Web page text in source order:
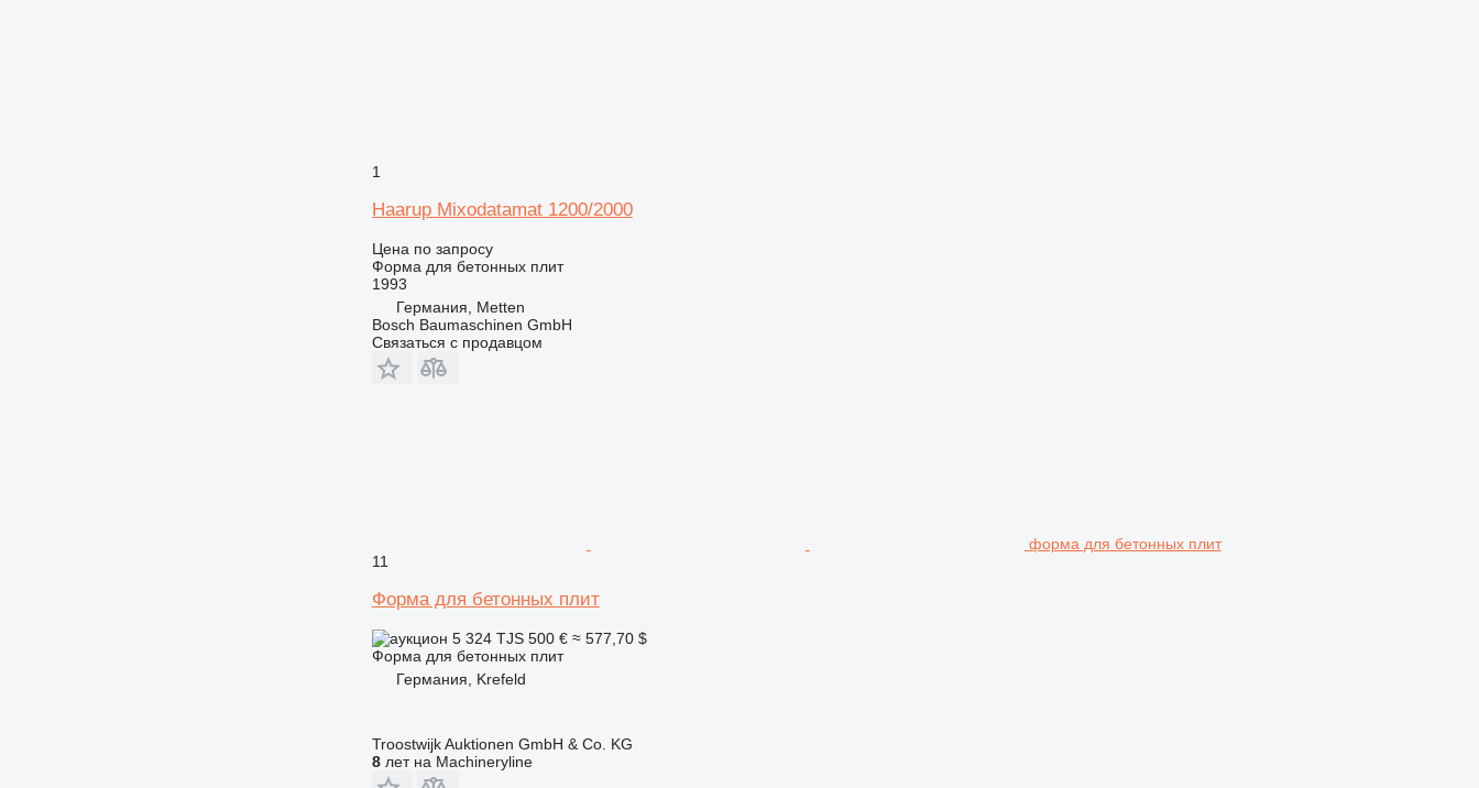
1
Haarup Mixodatamat 1200/2000
Цена по запросу
Форма для бетонных плит
1993
Германия, Metten
Bosch Baumaschinen GmbH
Связаться с продавцом
форма для бетонных плит
11
Форма для бетонных плит
5 324 TJS 500 € ≈ 577,70 $
Форма для бетонных плит
Германия, Krefeld
Troostwijk Auktionen GmbH & Co. KG
8лет на Machineryline